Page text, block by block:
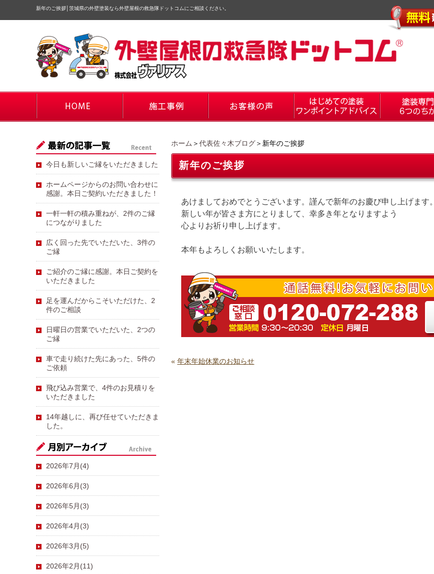
新年のご挨拶 茨城県の外壁塗装なら外壁屋根の救急隊ドットコムにご相談ください。
ホーム ＞代表佐々木ブログ＞新年のご挨拶
新年のご挨拶
あけましておめでとうございます。謹んで新年のお慶び申し上げます。
新しい年が皆さま方にとりまして、幸多き年となりますよう
心よりお祈り申し上げます。
本年もよろしくお願いいたします。
« 年末年始休業のお知らせ
今日も新しいご縁をいただきました
ホームページからのお問い合わせに
感謝。本日ご契約いただきました！
一軒一軒の積み重ねが、2件のご縁
につながりました
広く回った先でいただいた、3件の
ご縁
ご紹介のご縁に感謝。本日ご契約を
いただきました
足を運んだからこそいただけた、2
件のご相談
日曜日の営業でいただいた、2つの
ご縁
車で走り続けた先にあった、5件の
ご依頼
飛び込み営業で、4件のお見積りを
いただきました
14年越しに、再び任せていただきま
した。
2026年7月(4)
2026年6月(3)
2026年5月(3)
2026年4月(3)
2026年3月(5)
2026年2月(11)